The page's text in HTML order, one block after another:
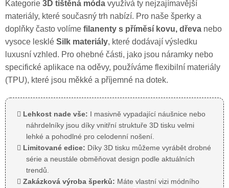
Kategorie 3D tištěná móda využívá ty nejzajímavější
materiály, které současný trh nabízí. Pro naše šperky a
doplňky často volíme filanenty s příměsí kovu, dřeva nebo
vysoce lesklé Silk materiály, které dodávají výsledku
luxusní vzhled. Pro ohebné části, jako jsou náramky nebo
specifické aplikace na oděvy, používáme flexibilní materiály
(TPU), které jsou měkké a příjemné na dotek.
Lehkost nade vše: I masivně vypadající náušnice nebo
náhrdelníky jsou díky vnitřní struktuře 3D tisku velmi
lehké a pohodlné pro celodenní nošení.
Limitované edice: Díky 3D tisku můžeme vyrábět drobné
série a neustále obměňovat design podle aktuálních
trendů.
Zakázková výroba šperků: Máte vlastní vizi módního